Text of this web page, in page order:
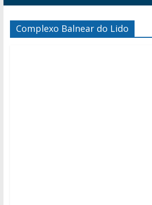
Complexo Balnear do Lido